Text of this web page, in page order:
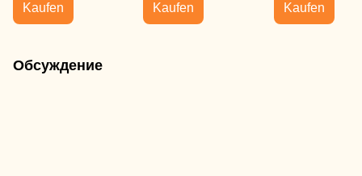
Kaufen Kaufen Kaufen
Обсуждение